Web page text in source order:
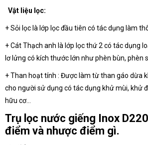
Vật liệu lọc:
+ Sỏi lọc là lớp lọc đầu tiên có tác dụng làm
+ Cát Thạch anh là lớp lọc thứ 2 có tác dụng
lơ lửng có kích thước lớn như phèn bùn, phèn
+ Than hoạt tính : Được làm từ than gáo dừa
cho người sử dụng có tác dụng khử mùi, khử
hữu cơ…
Trụ lọc nước giếng Inox
điểm và nhược điểm gì.